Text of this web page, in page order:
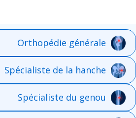
Orthopédie générale
Spécialiste de la hanche
Spécialiste du genou